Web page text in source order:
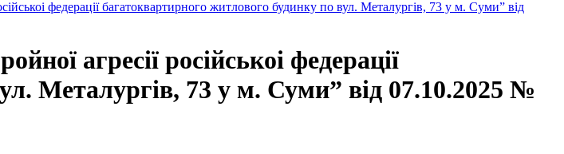
федерації багатоквартирного житлового будинку по вул. Металургів, 73 у м. Суми” від
агресії російськоі федерації
Металургів, 73 у м. Суми” від 07.10.2025 №